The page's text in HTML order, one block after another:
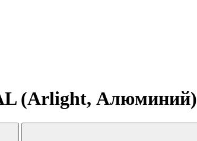
(Arlight, Алюминий)